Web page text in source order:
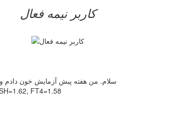
کاربر نيمه فعال
سلام. من هفته پیش آزمایش خون دادم و
FT4=1.58